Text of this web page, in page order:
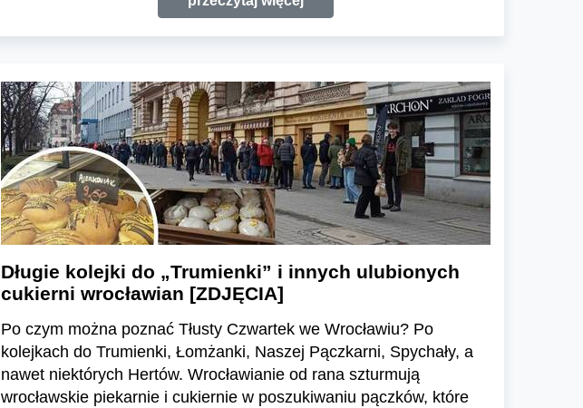
Długie kolejki do „Trumienki” i innych ulubionych
cukierni wrocławian [ZDJĘCIA]
Po czym można poznać Tłusty Czwartek we Wrocławiu? Po
kolejkach do Trumienki, Łomżanki, Naszej Pączkarni, Spychały, a
nawet niektórych Hertów. Wrocławianie od rana szturmują
wrocławskie piekarnie i cukiernie w poszukiwaniu pączków, które